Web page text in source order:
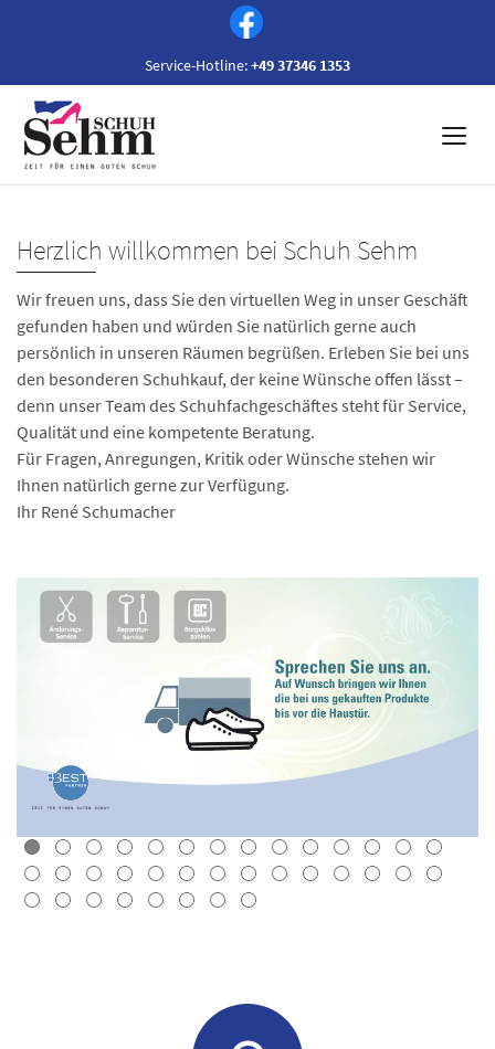
Service-Hotline:+49 37346 1353
Herzlich willkommen bei Schuh Sehm
Wir freuen uns, dass Sie den virtuellen Weg in unser Geschäft
gefunden haben und würden Sie natürlich gerne auch
persönlich in unseren Räumen begrüßen. Erleben Sie bei uns
den besonderen Schuhkauf, der keine Wünsche offen lässt –
denn unser Team des Schuhfachgeschäftes steht für Service,
Qualität und eine kompetente Beratung.
Für Fragen, Anregungen, Kritik oder Wünsche stehen wir
Ihnen natürlich gerne zur Verfügung.
Ihr René Schumacher